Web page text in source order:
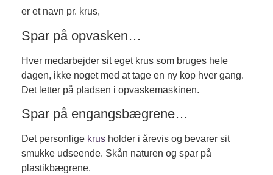
er et navn pr. krus,
Spar på opvasken…
Hver medarbejder sit eget krus som bruges hele
dagen, ikke noget med at tage en ny kop hver gang.
Det letter på pladsen i opvaskemaskinen.
Spar på engangsbægrene…
Det personlige krus holder i årevis og bevarer sit
smukke udseende. Skån naturen og spar på
plastikbægrene.